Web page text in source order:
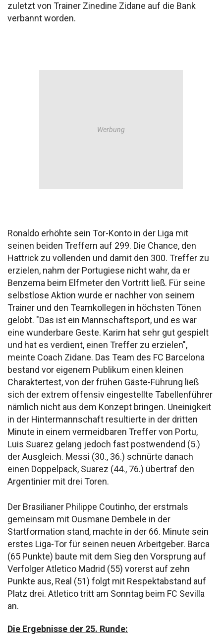
zuletzt von Trainer Zinedine Zidane auf die Bank
verbannt worden.
Ronaldo erhöhte sein Tor-Konto in der Liga mit
seinen beiden Treffern auf 299. Die Chance, den
Hattrick zu vollenden und damit den 300. Treffer zu
erzielen, nahm der Portugiese nicht wahr, da er
Benzema beim Elfmeter den Vortritt ließ. Für seine
selbstlose Aktion wurde er nachher von seinem
Trainer und den Teamkollegen in höchsten Tönen
gelobt. "Das ist ein Mannschaftsport, und es war
eine wunderbare Geste. Karim hat sehr gut gespielt
und hat es verdient, einen Treffer zu erzielen",
meinte Coach Zidane. Das Team des FC Barcelona
bestand vor eigenem Publikum einen kleinen
Charaktertest, von der frühen Gäste-Führung ließ
sich der extrem offensiv eingestellte Tabellenführer
nämlich nicht aus dem Konzept bringen. Uneinigkeit
in der Hintermannschaft resultierte in der dritten
Minute in einem vermeidbaren Treffer von Portu,
Luis Suarez gelang jedoch fast postwendend (5.)
der Ausgleich. Messi (30., 36.) schnürte danach
einen Doppelpack, Suarez (44., 76.) übertraf den
Argentinier mit drei Toren.
Der Brasilianer Philippe Coutinho, der erstmals
gemeinsam mit Ousmane Dembele in der
Startformation stand, machte in der 66. Minute sein
erstes Liga-Tor für seinen neuen Arbeitgeber. Barca
(65 Punkte) baute mit dem Sieg den Vorsprung auf
Verfolger Atletico Madrid (55) vorerst auf zehn
Punkte aus, Real (51) folgt mit Respektabstand auf
Platz drei. Atletico tritt am Sonntag beim FC Sevilla
an.
Die Ergebnisse der 25. Runde: